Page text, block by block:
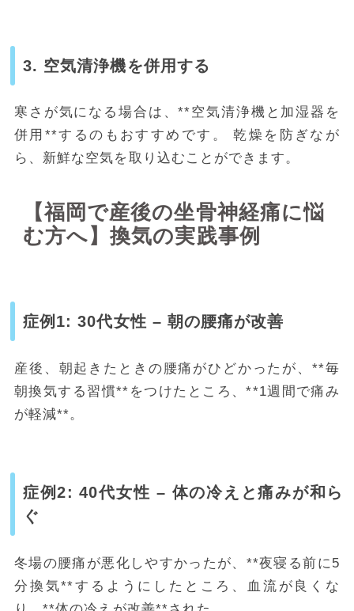
3. 空気清浄機を併用する
寒さが気になる場合は、**空気清浄機と加湿器を
併用**するのもおすすめです。
乾燥を防ぎなが
ら、新鮮な空気を取り込むことができます。
【福岡で産後の坐骨神経痛に悩
む方へ】換気の実践事例
症例1: 30代女性 – 朝の腰痛が改善
産後、朝起きたときの腰痛がひどかったが、**毎
朝換気する習慣**をつけたところ、**1週間で痛み
が軽減**。
症例2: 40代女性 – 体の冷えと痛みが和ら
ぐ
冬場の腰痛が悪化しやすかったが、**夜寝る前に5
分換気**するようにしたところ、血流が良くな